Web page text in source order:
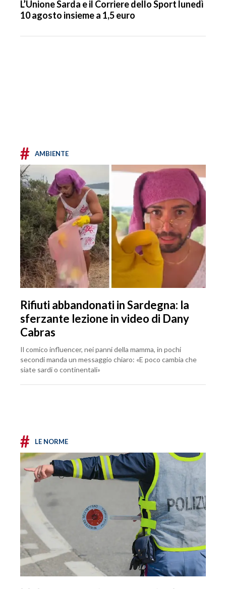
L’Unione Sarda e il Corriere dello Sport lunedì
10 agosto insieme a 1,5 euro
# AMBIENTE
Rifiuti abbandonati in Sardegna: la
sferzante lezione in video di Dany
Cabras
Il comico influencer, nei panni della mamma, in pochi
secondi manda un messaggio chiaro: «E poco cambia che
siate sardi o continentali»
# LE NORME